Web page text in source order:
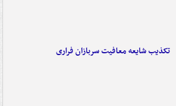
تکذیب شایعه معافیت سربازان فراری